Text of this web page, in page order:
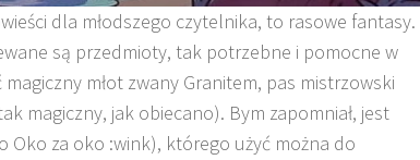
dla młodszego czytelnika, to rasowe fantasy.
są przedmioty, tak potrzebne i pomocne w
młot zwany Granitem, pas mistrzowski
magiczny, jak obiecano). Bym zapomniał, jest
za oko :wink), którego użyć można do